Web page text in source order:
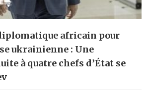
africain pour
ukrainienne : Une
à quatre chefs d’État se